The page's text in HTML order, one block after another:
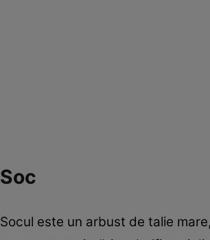
Soc
Socul este un arbust de talie